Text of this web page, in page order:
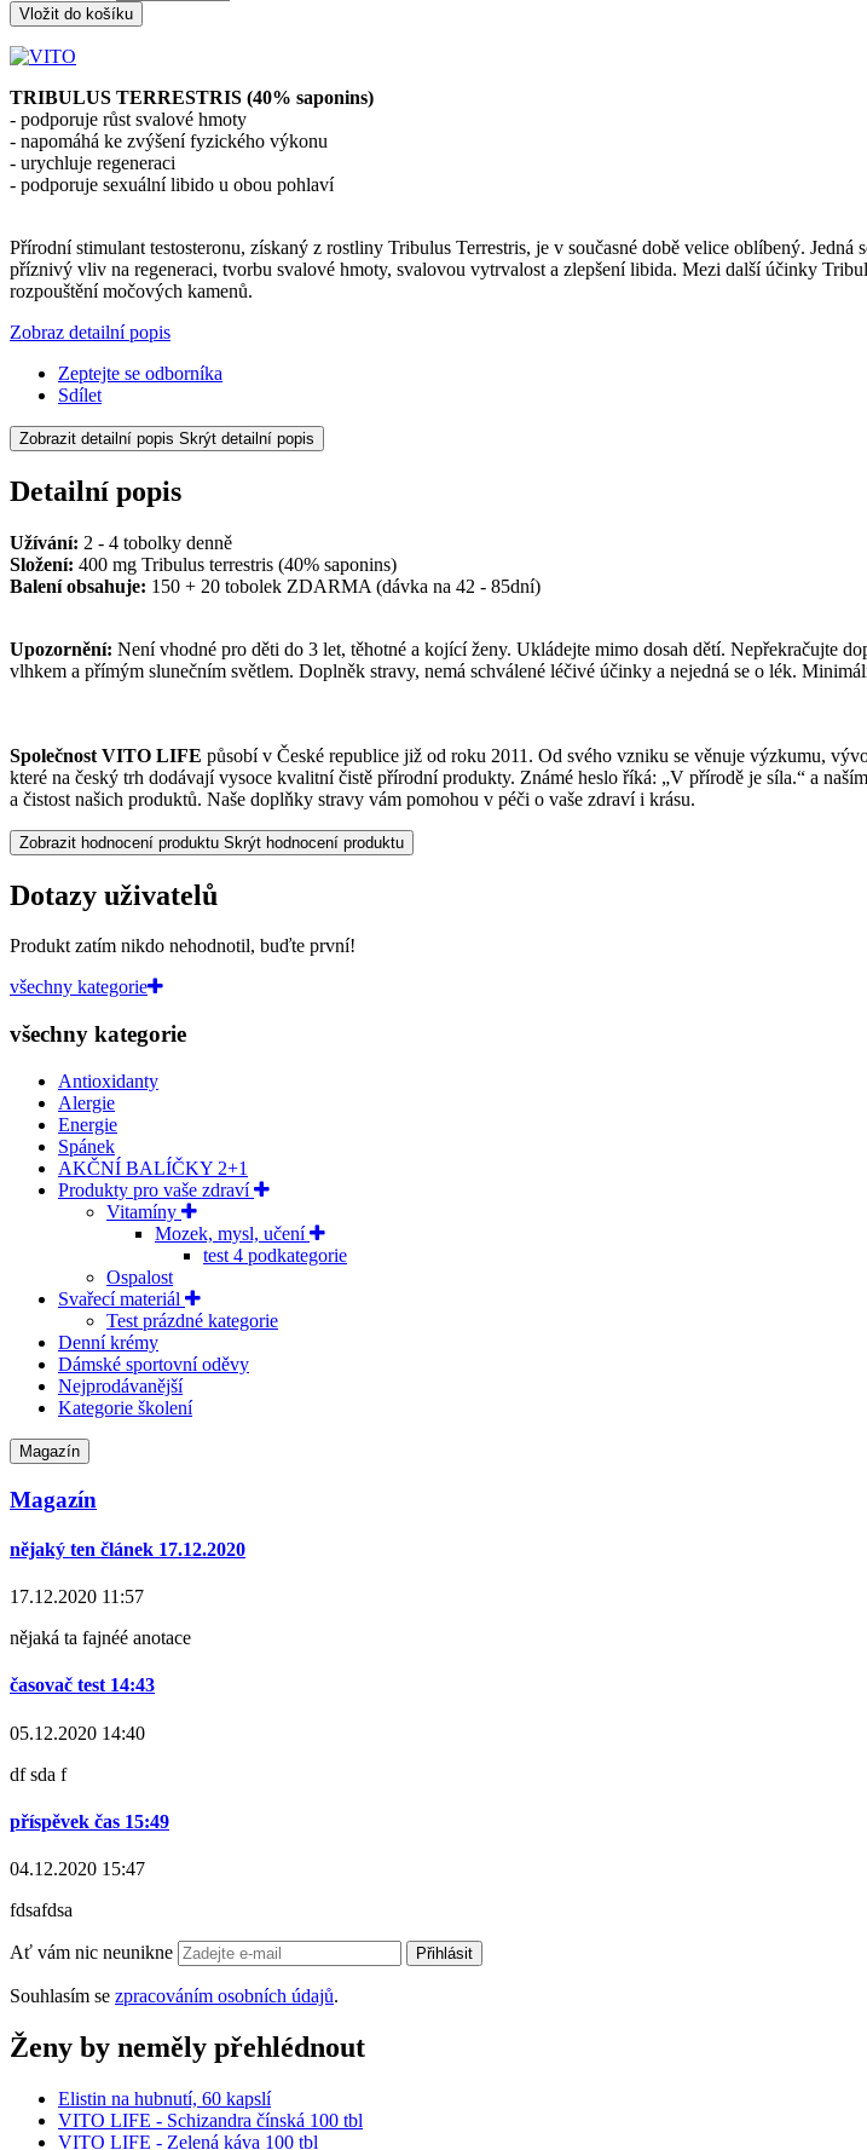
Vložit do košíku
TRIBULUS TERRESTRIS (40% saponins)
- podporuje růst svalové hmoty
- napomáhá ke zvýšení fyzického výkonu
- urychluje regeneraci
- podporuje sexuální libido u obou pohlaví
Přírodní stimulant testosteronu, získaný z rostliny Tribulus Terrestris, je v současné době velice oblíbený.
příznivý vliv na regeneraci, tvorbu svalové hmoty, svalovou vytrvalost a zlepšení libida. Mezi další účinky
rozpouštění močových kamenů.
Zobraz detailní popis
Zeptejte se odborníka
Sdílet
Zobrazit detailní popis Skrýt detailní popis
Detailní popis
Užívání: 2 - 4 tobolky denně
Složení: 400 mg Tribulus terrestris (40% saponins)
Balení obsahuje: 150 + 20 tobolek ZDARMA (dávka na 42 - 85dní)
Upozornění: Není vhodné pro děti do 3 let, těhotné a kojící ženy. Ukládejte mimo dosah dětí. Nepřekračujte
vlhkem a přímým slunečním světlem. Doplněk stravy, nemá schválené léčivé účinky a nejedná se o lék.
Společnost VITO LIFE působí v České republice již od roku 2011. Od svého vzniku se věnuje výzkumu,
které na český trh dodávají vysoce kvalitní čistě přírodní produkty. Známé heslo říká: „V přírodě je síla.“ a
a čistost našich produktů. Naše doplňky stravy vám pomohou v péči o vaše zdraví i krásu.
Zobrazit hodnocení produktu Skrýt hodnocení produktu
Dotazy uživatelů
Produkt zatím nikdo nehodnotil, buďte první!
všechny kategorie
všechny kategorie
Antioxidanty
Alergie
Energie
Spánek
AKČNÍ BALÍČKY 2+1
Produkty pro vaše zdraví
Vitamíny
Mozek, mysl, učení
test 4 podkategorie
Ospalost
Svařecí materiál
Test prázdné kategorie
Denní krémy
Dámské sportovní oděvy
Nejprodávanější
Kategorie školení
Magazín
Magazín
nějaký ten článek 17.12.2020
17.12.2020 11:57
nějaká ta fajnéé anotace
časovač test 14:43
05.12.2020 14:40
df sda f
příspěvek čas 15:49
04.12.2020 15:47
fdsafdsa
Ať vám nic neunikne Přihlásit
Souhlasím se zpracováním osobních údajů.
Ženy by neměly přehlédnout
Elistin na hubnutí, 60 kapslí
VITO LIFE - Schizandra čínská 100 tbl
VITO LIFE - Zelená káva 100 tbl